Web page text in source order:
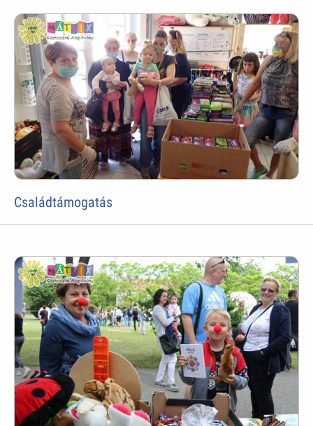
Családtámogatás